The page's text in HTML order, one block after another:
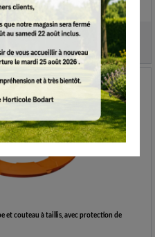
et couteau à taillis, avec protection de